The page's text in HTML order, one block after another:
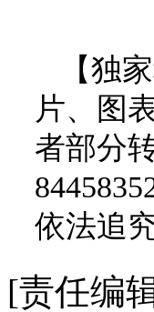
【独
片、图
者部分
依法追究
[责任编